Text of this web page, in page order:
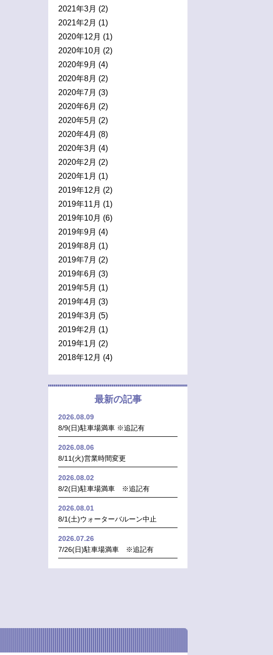
2021年3月 (2)
2021年2月 (1)
2020年12月 (1)
2020年10月 (2)
2020年9月 (4)
2020年8月 (2)
2020年7月 (3)
2020年6月 (2)
2020年5月 (2)
2020年4月 (8)
2020年3月 (4)
2020年2月 (2)
2020年1月 (1)
2019年12月 (2)
2019年11月 (1)
2019年10月 (6)
2019年9月 (4)
2019年8月 (1)
2019年7月 (2)
2019年6月 (3)
2019年5月 (1)
2019年4月 (3)
2019年3月 (5)
2019年2月 (1)
2019年1月 (2)
2018年12月 (4)
最新の記事
2026.08.09
8/9(日)駐車場満車 ※追記有
2026.08.06
8/11(火)営業時間変更
2026.08.02
8/2(日)駐車場満車 ※追記有
2026.08.01
8/1(土)ウォーターバルーン中止
2026.07.26
7/26(日)駐車場満車 ※追記有